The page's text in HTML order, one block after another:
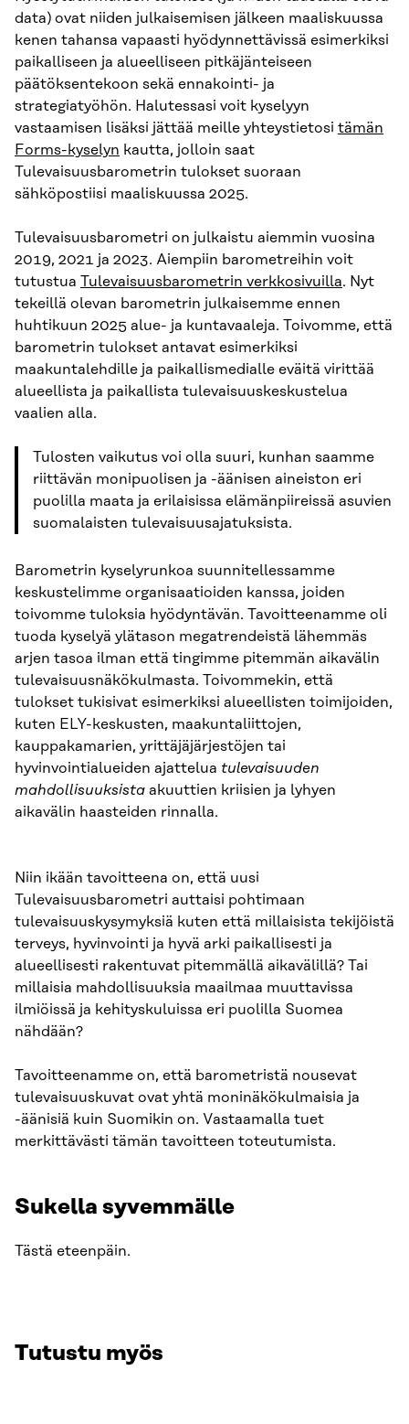
data) ovat niiden julkaisemisen jälkeen maaliskuussa
kenen tahansa vapaasti hyödynnettävissä esimerkiksi
paikalliseen ja alueelliseen pitkäjänteiseen
päätöksentekoon sekä ennakointi- ja
strategiatyöhön. Halutessasi voit kyselyyn
vastaamisen lisäksi jättää meille yhteystietosi tämän
Forms-kyselyn kautta, jolloin saat
Tulevaisuusbarometrin tulokset suoraan
sähköpostiisi maaliskuussa 2025.
Tulevaisuusbarometri on julkaistu aiemmin vuosina
2019, 2021 ja 2023. Aiempiin barometreihin voit
tutustua Tulevaisuusbarometrin verkkosivuilla. Nyt
tekeillä olevan barometrin julkaisemme ennen
huhtikuun 2025 alue- ja kuntavaaleja. Toivomme, että
barometrin tulokset antavat esimerkiksi
maakuntalehdille ja paikallismedialle eväitä virittää
alueellista ja paikallista tulevaisuuskeskustelua
vaalien alla.
Tulosten vaikutus voi olla suuri, kunhan saamme
riittävän monipuolisen ja -äänisen aineiston eri
puolilla maata ja erilaisissa elämänpiireissä asuvien
suomalaisten tulevaisuusajatuksista.
Barometrin kyselyrunkoa suunnitellessamme
keskustelimme organisaatioiden kanssa, joiden
toivomme tuloksia hyödyntävän. Tavoitteenamme oli
tuoda kyselyä ylätason megatrendeistä lähemmäs
arjen tasoa ilman että tingimme pitemmän aikavälin
tulevaisuusnäkökulmasta. Toivommekin, että
tulokset tukisivat esimerkiksi alueellisten toimijoiden,
kuten ELY-keskusten, maakuntaliittojen,
kauppakamarien, yrittäjäjärjestöjen tai
hyvinvointialueiden ajattelua tulevaisuuden
mahdollisuuksista akuuttien kriisien ja lyhyen
aikavälin haasteiden rinnalla.
Niin ikään tavoitteena on, että uusi
Tulevaisuusbarometri auttaisi pohtimaan
tulevaisuuskysymyksiä kuten että millaisista tekijöistä
terveys, hyvinvointi ja hyvä arki paikallisesti ja
alueellisesti rakentuvat pitemmällä aikavälillä? Tai
millaisia mahdollisuuksia maailmaa muuttavissa
ilmiöissä ja kehityskuluissa eri puolilla Suomea
nähdään?
Tavoitteenamme on, että barometristä nousevat
tulevaisuuskuvat ovat yhtä moninäkökulmaisia ja
-äänisiä kuin Suomikin on. Vastaamalla tuet
merkittävästi tämän tavoitteen toteutumista.
Sukella syvemmälle
Tästä eteenpäin.
Tutustu myös